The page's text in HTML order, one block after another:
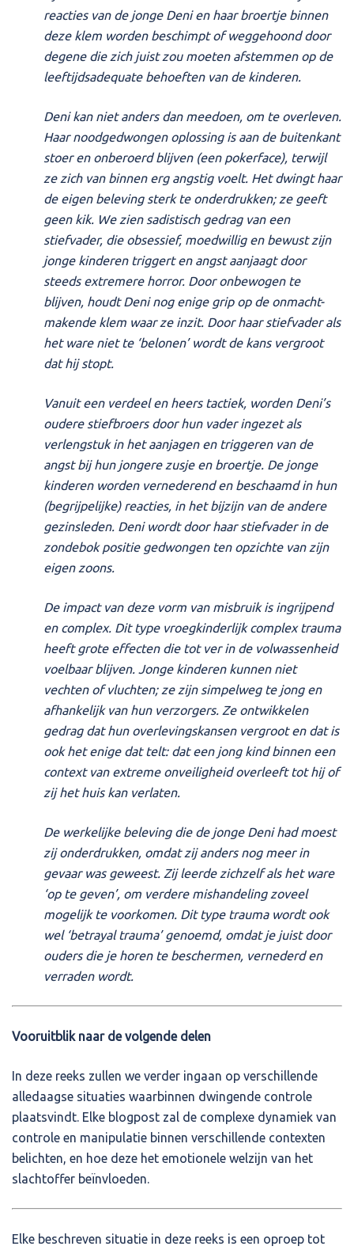
reacties van de jonge Deni en haar broertje binnen
deze klem worden beschimpt of weggehoond door
degene die zich juist zou moeten afstemmen op de
leeftijdsadequate behoeften van de kinderen.
Deni kan niet anders dan meedoen, om te overleven.
Haar noodgedwongen oplossing is aan de buitenkant
stoer en onberoerd blijven (een pokerface), terwijl
ze zich van binnen erg angstig voelt. Het dwingt haar
de eigen beleving sterk te onderdrukken; ze geeft
geen kik. We zien sadistisch gedrag van een
stiefvader, die obsessief, moedwillig en bewust zijn
jonge kinderen triggert en angst aanjaagt door
steeds extremere horror. Door onbewogen te
blijven, houdt Deni nog enige grip op de onmacht-
makende klem waar ze inzit. Door haar stiefvader als
het ware niet te ‘belonen’ wordt de kans vergroot
dat hij stopt.
Vanuit een verdeel en heers tactiek, worden Deni’s
oudere stiefbroers door hun vader ingezet als
verlengstuk in het aanjagen en triggeren van de
angst bij hun jongere zusje en broertje. De jonge
kinderen worden vernederend en beschaamd in hun
(begrijpelijke) reacties, in het bijzijn van de andere
gezinsleden. Deni wordt door haar stiefvader in de
zondebok positie gedwongen ten opzichte van zijn
eigen zoons.
De impact van deze vorm van misbruik is ingrijpend
en complex. Dit type vroegkinderlijk complex trauma
heeft grote effecten die tot ver in de volwassenheid
voelbaar blijven. Jonge kinderen kunnen niet
vechten of vluchten; ze zijn simpelweg te jong en
afhankelijk van hun verzorgers. Ze ontwikkelen
gedrag dat hun overlevingskansen vergroot en dat is
ook het enige dat telt: dat een jong kind binnen een
context van extreme onveiligheid overleeft tot hij of
zij het huis kan verlaten.
De werkelijke beleving die de jonge Deni had moest
zij onderdrukken, omdat zij anders nog meer in
gevaar was geweest. Zij leerde zichzelf als het ware
‘op te geven’, om verdere mishandeling zoveel
mogelijk te voorkomen. Dit type trauma wordt ook
wel ‘betrayal trauma’ genoemd, omdat je juist door
ouders die je horen te beschermen, vernederd en
verraden wordt.
Vooruitblik naar de volgende delen
In deze reeks zullen we verder ingaan op verschillende
alledaagse situaties waarbinnen dwingende controle
plaatsvindt. Elke blogpost zal de complexe dynamiek van
controle en manipulatie binnen verschillende contexten
belichten, en hoe deze het emotionele welzijn van het
slachtoffer beïnvloeden.
Elke beschreven situatie in deze reeks is een oproep tot